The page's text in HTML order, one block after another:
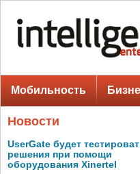
Мобильность
Новости
UserGate будет
решения при помощи
оборудования Xinertel